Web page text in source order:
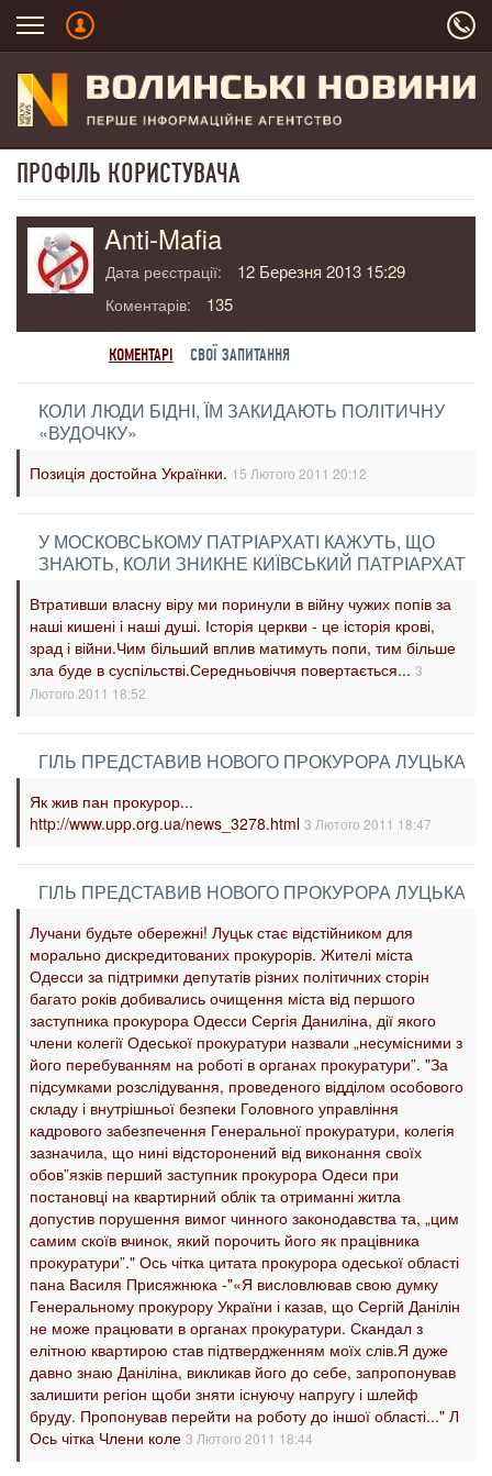
ПРОФІЛЬ КОРИСТУВАЧА
Anti-Mafia
Дата реєстрації: 12 Березня 2013 15:29
Коментарів: 135
КОМЕНТАРІ СВОЇ ЗАПИТАННЯ
КОЛИ ЛЮДИ БІДНІ, ЇМ ЗАКИДАЮТЬ ПОЛІТИЧНУ
«ВУДОЧКУ»
Позиція достойна Українки. 15 Лютого 2011 20:12
У МОСКОВСЬКОМУ ПАТРІАРХАТІ КАЖУТЬ, ЩО
ЗНАЮТЬ, КОЛИ ЗНИКНЕ КИЇВСЬКИЙ ПАТРІАРХАТ
Втративши власну віру ми поринули в війну чужих попів за
наші кишені і наші душі. Історія церкви - це історія крові,
зрад і війни.Чим більший вплив матимуть попи, тим більше
зла буде в суспільстві.Середньовіччя повертається... 3
Лютого 2011 18:52
ГІЛЬ ПРЕДСТАВИВ НОВОГО ПРОКУРОРА ЛУЦЬКА
Як жив пан прокурор...
http://www.upp.org.ua/news_3278.html 3 Лютого 2011 18:47
ГІЛЬ ПРЕДСТАВИВ НОВОГО ПРОКУРОРА ЛУЦЬКА
Лучани будьте обережні! Луцьк стає відстійником для
морально дискредитованих прокурорів. Жителі міста
Одесси за підтримки депутатів різних політичних сторін
багато років добивались очищення міста від першого
заступника прокурора Одесси Сергія Даниліна, дії якого
члени колегії Одеської прокуратури назвали „несумісними з
його перебуванням на роботі в органах прокуратури”. "За
підсумками розслідування, проведеного відділом особового
складу і внутрішньої безпеки Головного управління
кадрового забезпечення Генеральної прокуратури, колегія
зазначила, що нині відсторонений від виконання своїх
обов”язків перший заступник прокурора Одеси при
постановці на квартирний облік та отриманні житла
допустив порушення вимог чинного законодавства та, „цим
самим скоїв вчинок, який порочить його як працівника
прокуратури”." Ось чітка цитата прокурора одеської області
пана Василя Присяжнюка -"«Я висловлював свою думку
Генеральному прокурору України і казав, що Сергій Данілін
не може працювати в органах прокуратури. Скандал з
елітною квартирою став підтвердженням моїх слів.Я дуже
давно знаю Даніліна, викликав його до себе, запропонував
залишити регіон щоби зняти існуючу напругу і шлейф
бруду. Пропонував перейти на роботу до іншої області..." Л
Ось чітка Члени коле 3 Лютого 2011 18:44